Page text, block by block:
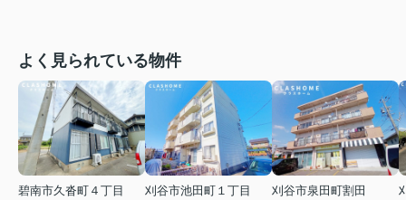
よく見られている物件
碧南市久沓町４丁目
刈谷市池田町１丁目
刈谷市泉田町割田